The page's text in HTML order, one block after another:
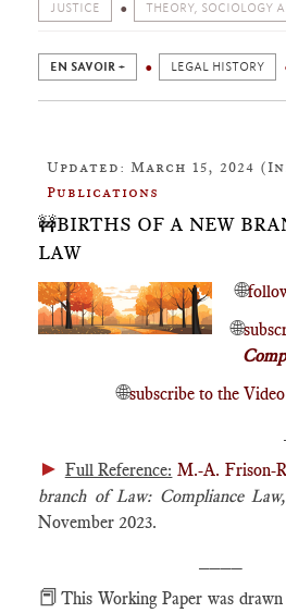
JUSTICE THEORY, SOCIOLOGY
EN SAVOIR + LEGAL HISTORY
Updated: March 15, 2024
Publications
🚧BIRTHS OF A NEW
LAW
🌐
🌐
🌐subscribe to the
► Full Reference: M.-A. Frison-
branch of Law: Compliance Law,
November 2023.
📕 This Working Paper was